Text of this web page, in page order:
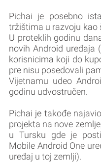
Pichai je posebno
tržištima u razvoju kao
U proteklih godinu
novih Android uređaja
korisnicima koji do
pre nisu posedovali
Vijetnamu udeo
godinu udvostručen.
Pichai je takođe
projekta na nove
u Tursku gde je
Mobile Android One
uređaj u toj zemlji).